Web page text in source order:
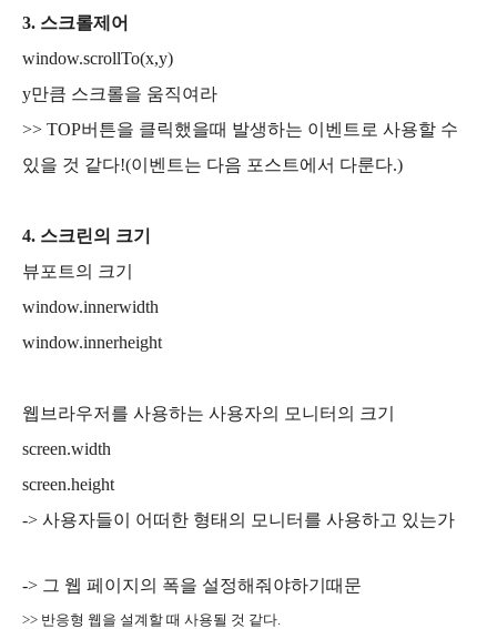
3. 스크롤제어
window.scrollTo(x,y)
y만큼 스크롤을 움직여라
>> TOP버튼을 클릭했을때 발생하는 이벤트로 사용할 수
있을 것 같다!(이벤트는 다음 포스트에서 다룬다.)
4. 스크린의 크기
뷰포트의 크기
window.innerwidth
window.innerheight
웹브라우저를 사용하는 사용자의 모니터의 크기
screen.width
screen.height
-> 사용자들이 어떠한 형태의 모니터를 사용하고 있는가
-> 그 웹 페이지의 폭을 설정해줘야하기때문
>> 반응형 웹을 설계할 때 사용될 것 같다.